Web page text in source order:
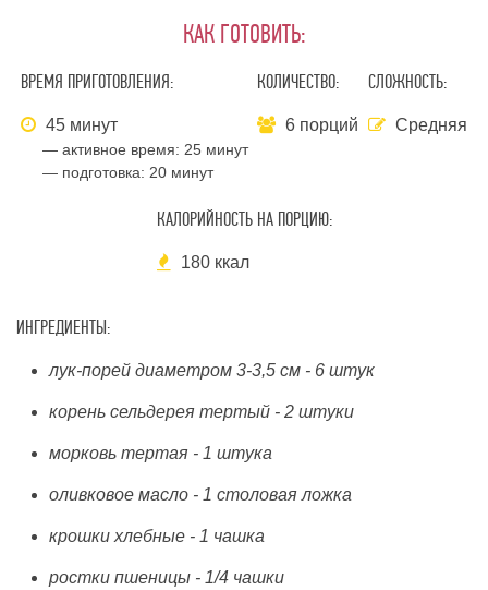
КАК ГОТОВИТЬ:
ВРЕМЯ ПРИГОТОВЛЕНИЯ:
45 минут
— активное время: 25 минут
— подготовка: 20 минут
КОЛИЧЕСТВО:
6 порций
СЛОЖНОСТЬ:
Средняя
КАЛОРИЙНОСТЬ НА ПОРЦИЮ:
180 ккал
ИНГРЕДИЕНТЫ:
лук-порей диаметром 3-3,5 см - 6 штук
корень сельдерея тертый - 2 штуки
морковь тертая - 1 штука
оливковое масло - 1 столовая ложка
крошки хлебные - 1 чашка
ростки пшеницы - 1/4 чашки